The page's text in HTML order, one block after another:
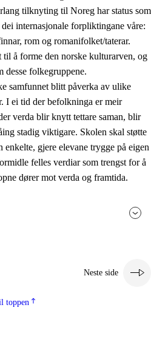
tilknyting til Noreg har status som
internasjonale forpliktingane våre:
rom og romanifolket/taterar.
til å forme den norske kulturarven, og
folkegruppene.
samfunnet blitt påverka av ulike
I ei tid der befolkninga er meir
verda blir knytt tettare saman, blir
stadig viktigare. Skolen skal støtte
gjere elevane trygge på eigen
felles verdiar som trengst for å
dører mot verda og framtida.
Neste side
toppen